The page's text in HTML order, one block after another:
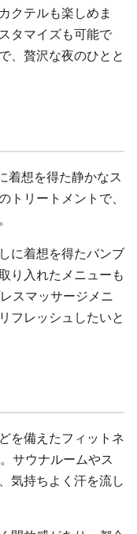
クテルも楽しめま
タマイズも可能で
、贅沢な夜のひとと
着想を得た静かなス
トリートメントで、
に着想を得たバンブ
り入れたメニューも
スマッサージメニ
フレッシュしたいと
を備えたフィットネ
サウナルームやス
気持ちよく汗を流し